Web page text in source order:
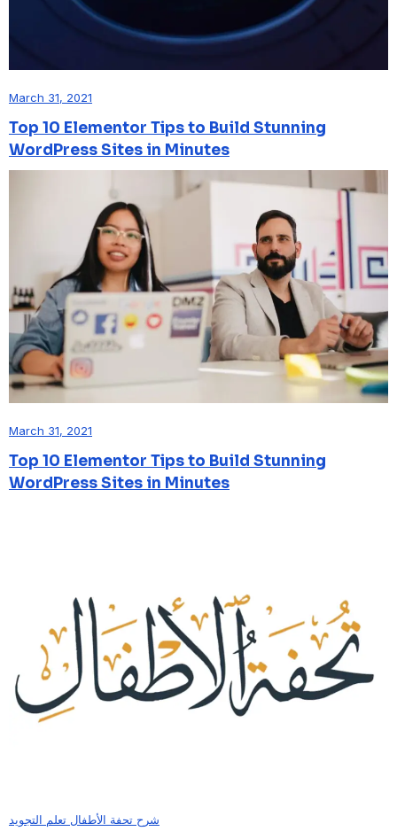
March 31, 2021
Top 10 Elementor Tips to Build Stunning
WordPress Sites in Minutes
March 31, 2021
Top 10 Elementor Tips to Build Stunning
WordPress Sites in Minutes
شرح تحفة الأطفال تعلم التجويد